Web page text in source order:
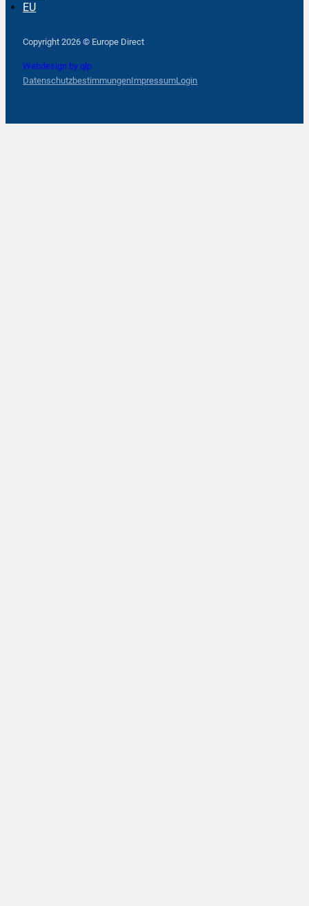
EU
Copyright 2026 © Europe Direct
Webdesign by qlp
DatenschutzbestimmungenImpressumLogin